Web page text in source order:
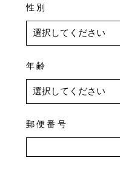
性別
年齢
郵便番号